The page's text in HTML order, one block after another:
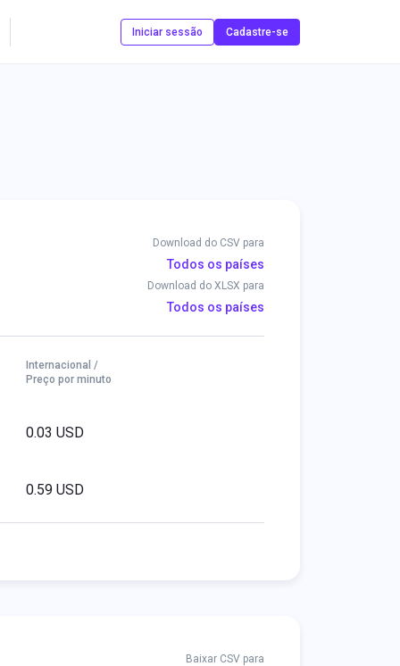
Iniciar sessão Cadastre-se
Download do CSV para
Todos os países
Download do XLSX para
Todos os países
Internacional /
Preço por minuto
0.03 USD
0.59 USD
Baixar CSV para